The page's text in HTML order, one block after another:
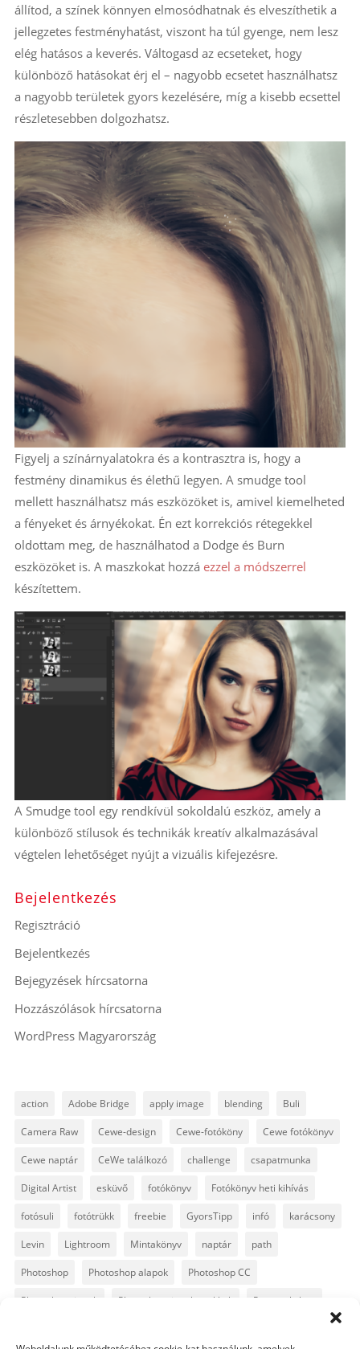
állítod, a színek könnyen elmosódhatnak és elveszíthetik a
jellegzetes festményhatást, viszont ha túl gyenge, nem lesz
elég hatásos a keverés. Váltogasd az ecseteket, hogy
különböző hatásokat érj el – nagyobb ecsetet használhatsz
a nagyobb területek gyors kezelésére, míg a kisebb ecsettel
részletesebben dolgozhatsz.
Figyelj a színárnyalatokra és a kontrasztra is, hogy a
festmény dinamikus és élethű legyen. A smudge tool
mellett használhatsz más eszközöket is, amivel kiemelheted
a fényeket és árnyékokat. Én ezt korrekciós rétegekkel
oldottam meg, de használhatod a Dodge és Burn
eszközöket is. A maszkokat hozzá ezzel a módszerrel
készítettem.
A Smudge tool egy rendkívül sokoldalú eszköz, amely a
különböző stílusok és technikák kreatív alkalmazásával
végtelen lehetőséget nyújt a vizuális kifejezésre.
Bejelentkezés
Regisztráció
Bejelentkezés
Bejegyzések hírcsatorna
Hozzászólások hírcsatorna
WordPress Magyarország
action Adobe Bridge apply image blending Buli
Camera Raw Cewe-design Cewe-fotóköny Cewe fotókönyv
Cewe naptár CeWe találkozó challenge csapatmunka
Digital Artist esküvő fotókönyv Fotókönyv heti kihívás
fotósuli fotótrükk freebie GyorsTipp infó karácsony
Levin Lightroom Mintakönyv naptár path
Photoshop Photoshop alapok Photoshop CC
Photoshop tippek Photoshop tippek, trükkök Postworkshop